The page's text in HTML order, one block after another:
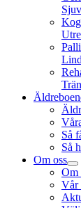
Så
Så
Om oss
Om
Vår